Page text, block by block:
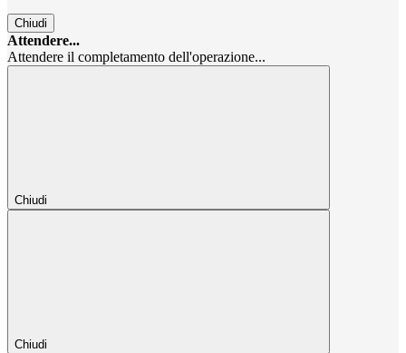
Chiudi
Attendere...
Attendere il completamento dell'operazione...
Chiudi
Chiudi